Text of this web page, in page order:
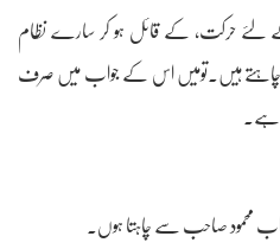
لئے حرکت، کے قائل ہو کر سارے نظام
چاہتے ہیں۔تومیں اس کے جواب میں صرف
ہے۔
محمود صاحب سے چاہتا ہوں۔